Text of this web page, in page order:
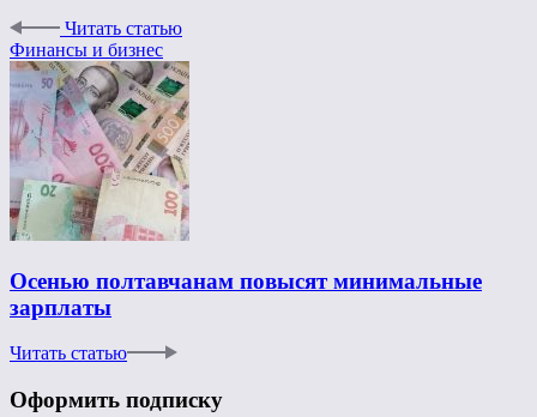
Читать статью
Финансы и бизнес
Осенью полтавчанам повысят минимальные
зарплаты
Читать статью
Оформить подписку